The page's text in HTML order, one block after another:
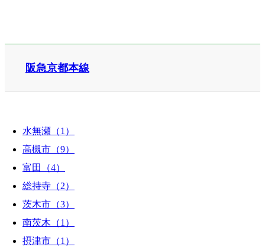
阪急京都本線
水無瀬（1）
高槻市（9）
富田（4）
総持寺（2）
茨木市（3）
南茨木（1）
摂津市（1）